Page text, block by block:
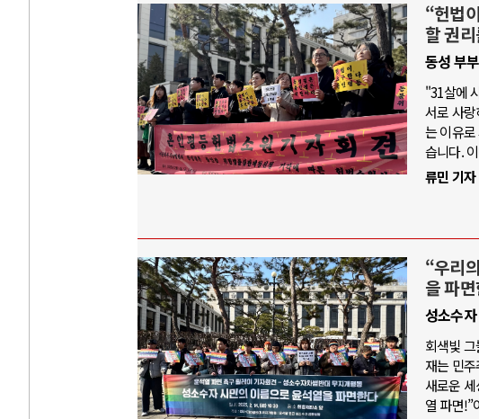
“헌법
할 권
동성 부
"31살에
서로 사
는 이유
습니다.
류민 기자
“우리
을 파
성소수
회색빛
재는 민
새로운
열 파면!”
AI와 인간
중국 AI, 저가 공세로 글로벌 토
AI 국부펀드 구상 놓고 미국
AI 데이터센터 반대 투쟁은
AI의 숨은 환경 비용: 데이터
AI는 어떻게 미국 민주주의